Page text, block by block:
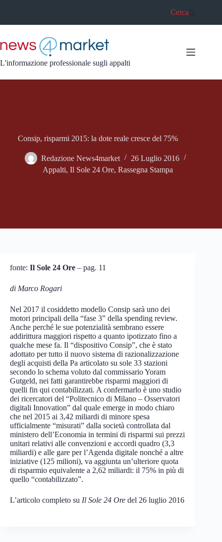
Cerca
L'informazione professionale sugli appalti
Consip, risparmi 2015: la dote reale cresce del 75%
Redazione News4market
26 Luglio 2016
Appalti, Il Sole 24 Ore, Rassegna Stampa
fonte: Il Sole 24 Ore – pag. 11
di Marco Rogari
Nel 2017 il cosiddetto modello Consip sarà uno dei
motori principali della “fase 3” della spending review.
Anche perché le sue potenzialità sembrano essere
addirittura maggiori rispetto a quanto ipotizzato fino a
qualche mese fa. Il “dispositivo Consip”, che è stato
adottato per tutto il nuovo sistema di razionalizzazione
degli acquisti della Pa articolato su sole 33 stazioni
secondo lo schema voluto dal commissario Yoram
Gutgeld, nei fatti garantirebbe risparmi maggiori di
quelli fin qui contabilizzati. A confermarlo è uno studio
dei ricercatori del “Politecnico di Milano – Osservatori
digitali Innovation” dal quale emerge in modo chiaro
che nel 2015 ai 3,42 miliardi di minore spesa
ufficialmente “misurati” dalla società controllata dal
ministero dell’Economia in termini di risparmi sui prezzi
unitari relativi alle convenzioni e accordi quadro (3,3
miliardi) e alle gare per l’Agenda digitale nonché a altre
iniziative (125 milioni), va aggiunta un’ulteriore quota
di risparmio equivalente a 2,62 miliardi: il 75% in più di
quello “contabilizzato”.
L’articolo completo su Il Sole 24 Ore del 26 luglio 2016